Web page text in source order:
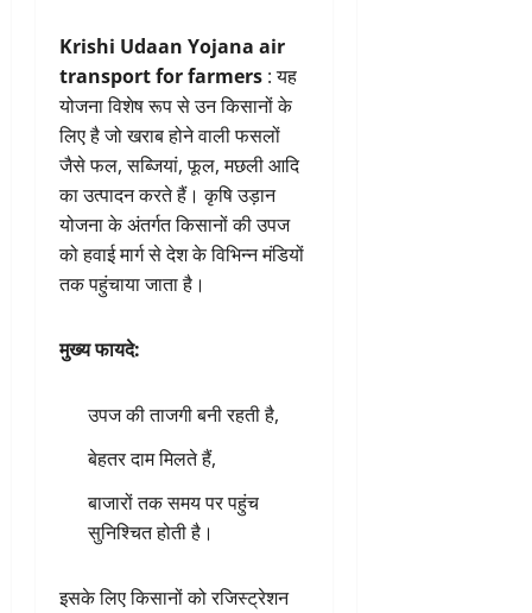
Krishi Udaan Yojana air
transport for farmers : यह
योजना विशेष रूप से उन किसानों के
लिए है जो खराब होने वाली फसलों
जैसे फल, सब्जियां, फूल, मछली आदि
का उत्पादन करते हैं। कृषि उड़ान
योजना के अंतर्गत किसानों की उपज
को हवाई मार्ग से देश के विभिन्न मंडियों
तक पहुंचाया जाता है।
मुख्य फायदे:
उपज की ताजगी बनी रहती है,
बेहतर दाम मिलते हैं,
बाजारों तक समय पर पहुंच
सुनिश्चित होती है।
इसके लिए किसानों को रजिस्ट्रेशन